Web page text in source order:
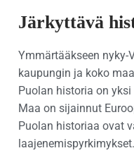
Järkyttävä
Ymmärtääkseen nyky-
kaupungin ja koko
Puolan historia on
Maa on sijainnut
Puolan historiaa ovat